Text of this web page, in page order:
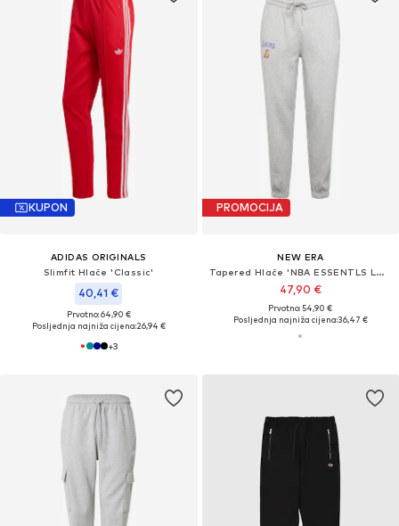
KUPON
ADIDAS ORIGINALS
Slimfit Hlače 'Classic'
40,41 €
Prvotno: 64,90 €
Posljednja najniža cijena:26,94 €
+3
PROMOCIJA
NEW ERA
Tapered Hlače 'NBA ESSENTLS LOSLAK'
47,90 €
Prvotno: 54,90 €
Posljednja najniža cijena:36,47 €